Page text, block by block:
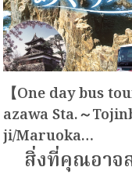
【One day bus
azawa Sta.～
ji/Maruoka…
สิ่งที่คุณอาจ